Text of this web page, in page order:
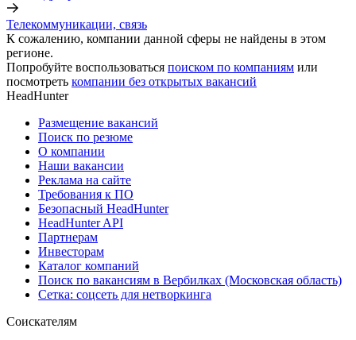
Телекоммуникации, связь
К сожалению, компании данной сферы не найдены в этом
регионе.
Попробуйте воспользоваться поиском по компаниям или
посмотреть компании без открытых вакансий
HeadHunter
Размещение вакансий
Поиск по резюме
О компании
Наши вакансии
Реклама на сайте
Требования к ПО
Безопасный HeadHunter
HeadHunter API
Партнерам
Инвесторам
Каталог компаний
Поиск по вакансиям в Вербилках (Московская область)
Сетка: соцсеть для нетворкинга
Соискателям